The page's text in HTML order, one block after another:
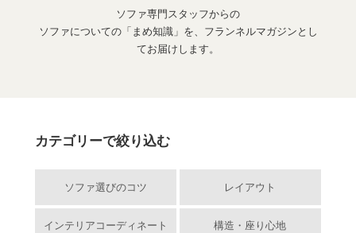
ソファ専門スタッフからの
ソファについての「まめ知識」を、フランネルマガジンとし
てお届けします。
カテゴリーで絞り込む
ソファ選びのコツ レイアウト
インテリアコーディネート 構造・座り心地